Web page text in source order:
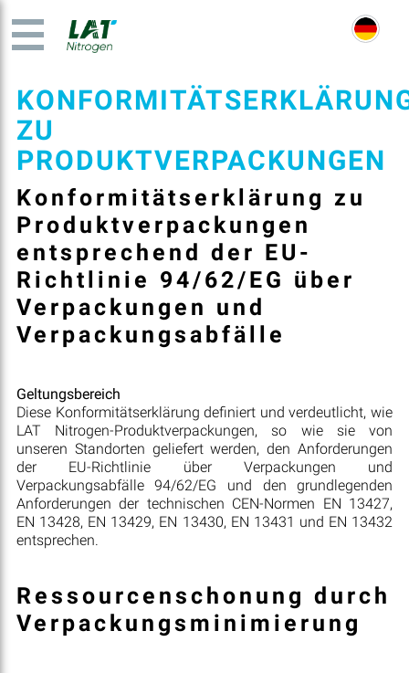
ZU
PRODUKTVERPACKUNGEN
Konformitätserklärung zu
Produktverpackungen
entsprechend der EU-
Richtlinie 94/62/EG über
Verpackungen und
Verpackungsabfälle
Geltungsbereich
Diese Konformitätserklärung definiert und verdeutlicht, wie
LAT Nitrogen-Produktverpackungen, so wie sie von
unseren Standorten geliefert werden, den Anforderungen
der EU-Richtlinie über Verpackungen und
Verpackungsabfälle 94/62/EG und den grundlegenden
Anforderungen der technischen CEN-Normen EN 13427,
EN 13428, EN 13429, EN 13430, EN 13431 und EN 13432
entsprechen.
Ressourcenschonung durch
Verpackungsminimierung